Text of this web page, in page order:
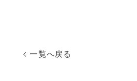
一覧へ戻る